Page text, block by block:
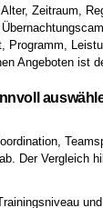
Zeitraum,
Programm,
Angeboten ist
Der Vergleich